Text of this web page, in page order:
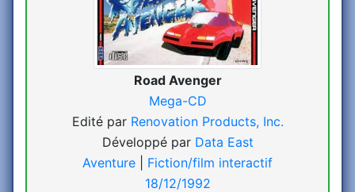
Road Avenger
Mega-CD
Edité par Renovation Products, Inc.
Développé par Data East
Aventure
Fiction/film interactif
18/12/1992